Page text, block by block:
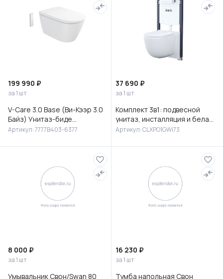
199 990 ₽
за 1 шт
V-Care 3.0 Base (Ви-Кээр 3.0
Байз) Унитаз-биде
подвесной, 7777B403-6377
Артикул: 7777B403-6377
37 690 ₽
за 1 шт
Комплект 3в1: подвесной
унитаз, инсталляция и белая
клавиша смыва, Клауд Икс
Артикул: CLXPO1GWi73
8 000 ₽
за 1 шт
Умывальник Свон/Swan 80
16 230 ₽
за 1 шт
Тумба напольная Свон